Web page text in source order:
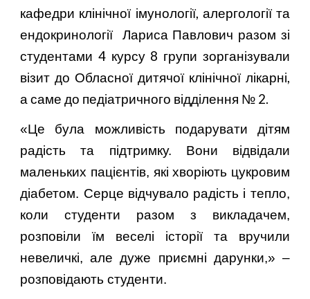
кафедри клінічної імунології, алергології та
ендокринології Лариса Павлович разом зі
студентами 4 курсу 8 групи зорганізували
візит до Обласної дитячої клінічної лікарні,
а саме до педіатричного відділення № 2.
«Це була можливість подарувати дітям
радість та підтримку. Вони відвідали
маленьких пацієнтів, які хворіють цукровим
діабетом. Серце відчувало радість і тепло,
коли студенти разом з викладачем,
розповіли їм веселі історії та вручили
невеличкі, але дуже приємні дарунки,» –
розповідають студенти.